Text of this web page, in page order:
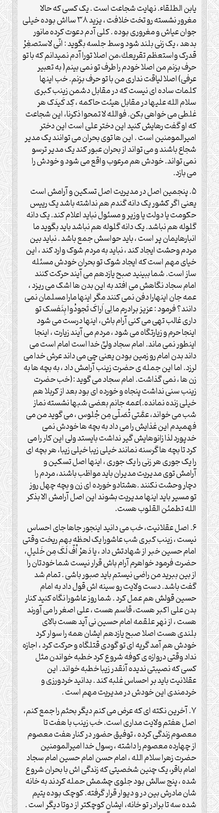
یابن الطلقاء. نهایت شجاعت است . یک کسی که حالا
مغرور نشسته رو تخت خلافت ، یزید ۳۸ سااش بوده خیلی
جوان عیاش و مغروری بوده . کلی آدم دعوت کرده مانور
بدهد ، یک زنی بلند شود وسط جلسه بگوید : انّی لاستصغِرُ
قدرک واستعظم تقريعك،من اصلا تورا آدم نمیدانم که با تو
حرف بزنم من اصلا خودم را طرف تو نمی بینم( به تعبیر
عرفی) اصلا لیاقت نداری من با تو حرف بزنم. خب اینها
کلمات ساده ای نیست که در مقابل دشمن زینب کبری
سلام الله علیها در مقابل هیئت حاکمه ، کِد کَیدَک هر
غلطی می خواهی بکن. فوالله لا تمحوا ذکرنا، این شجاعت
که او گفت رهایش کنید این دختر علی است این دختر
امیرالمومنین است . این ها توی بحران می توانند یک مدیر
شجاع باشند و می تواند از بحران عبور کند یک مدیر ترسو
نمی تواند. خودش هم مرعوب واقع می شود و خودش را
می بازد.
۵. پنجمین اصل در مدیریت اصل تسکین و آرامش است
یعنی اگر کشور یک دانه گندم هم نداشته باشد یک رییس
حکومت یا دولت یا وزیر و مسئول نباید اعلام کند. یک دانه
گلوله هم نباشد. یک دانه گلوله هم‌ نباشد باید بگوید ما
انبارهایمان پر است ، باید حواسش جمع باشد . نباید بین
مردم وحشت ایجاد کند ، نباید به مردم شوک وارد کند ، این
خیای مهم است که ایجاد شوک تو بحران خودش مسئله
ساز است. شما ببینید صبح یازدهم می آیند حرکت کنند
امام سجاد نگاهش می افتد به این بدن ها اشک می ریزد ،
عمه جان اینهارا دفن نمی کنند مگر اینها مارا مسلمان نمی
دانند؟ فرمود : عزیز برادرم ما لِی اَراکَ تَجودُوا بِنَفسک تو
داری غالب تهی می کنی آرام باش، اینها درست می شود
اینجا حرم و زیارتگاه می شود ، مردم می آیند زیارت ، اینجا
اینطور نمی ماند. امام سجاد ولیِّ خدا است امام است می
داند بدن امام رو زمین بودن یعنی چی می داند عرش خدا می
لرزد. اما این جمله ی حضرت زینب آرامش داد ، به بچه ها به
زن ها ، نمی گذاشت. امام سجاد می گوید :(خب حضرت
زینب سنی نداشت پنجاه و خورده ای بود بعد از کربلا هم
خیلی زنده نمانده.)عمه جانم بعضی شبها نشسته نماز
شب می خواند، عمَّتی تُصَلّی مِن جُلوس ، می گوید من می
فهمیدم این غذایش را می داد به بچه ها خودش نمی
خدپورد لذا زانوهایش گیر نداشت بایستد ولی این کار را می
کرد تا بچه ها گرسنه نمانند خیلی زیبا خیلی زیبا، هر بچه ای
را یک جوری هر زنی را یک جوری ، اینها اصل تسکین و
آرامش توی مدیریت مدیران باید مواظب باشند، مردم را
دچار وحشت نکنند .هشتادو خورده ای زن و بچه چهل روز
تو مسیر باید اینها مدیریت بشوند این اصل آرامش الا بذکر
الله تطمئن القلوب هست.
۶. اصل عقلانیت، خب می دانید اینجور جاها جای احساس
نیست ، زینب کبری شب عاشورا یک لحظه بهم ریخت وقتی
امام حسین خبر از شهادتش داد ، یا دَهرُ اُفّ لَکَ مِن خَلیلِ،
حضرت فرمود خواهرم آرام باش قرار نیست شما خودتان را
از بین ببرید من راضی نیستم باید صبور باشی . تمام شد
گفت باشد. دست ولایت رو سینه اش قول داد به امام
حسین قولش هم عمل کرد . شما روز عاشورا نگاه کنید کنار
بدن علی اکبر هست، قاسم هست ، علی اصغر را می آورند
هست ، از نهر علقمه امام حسین نی آید هست بالای
بلندی هست اصلا صبح یازدهم ایشان همه را سوار کرد
خودش هم آمد گریه ای تو گودی قتلگاه و حرکت کرد ، اجازه
نداد وقتی دروازه ی کوفه شروع کرد خطبه خواندن مثل
کسی که نصیبتی ندیده آنقدر زیبا خطبه خواند. این
عقلانیت باید بر احساس غلبه کند . بدانید خردورزی و
خردمندی این خودش در مدیریت مهم است .
۷. آخرین نکته ای که عرض می کنم دیگر بحثم را جمع کنم،
اصل هفتم ولایت مداری است. خب زینب با هفت تا
معصوم زندگی کرده ، توفیق حضور در کنار هفت معصوم
از چهارده معصوم را داشته ، رسول خدا امیرالمومنین
حضرت زهرا سلام الله ، امام حسن امام حسین امام سجاد
امام باقر، یک چنین شخصیتی که زندگی اش با بحران شروع
شده ، پنج سالش بود جلوی چشمش حمله کردند به خانه
شان مادرش بین در و دیوار قرار گرفته. کوچک بوده یتیم
شده سه تا برادر تو خانه، ایشان کوچکتر از دوتا دیگر است .